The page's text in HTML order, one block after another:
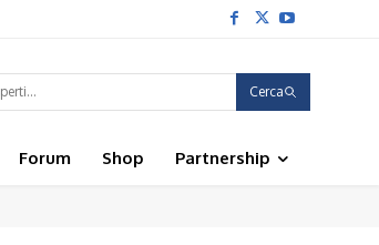
Cerca
Forum Shop Partnership